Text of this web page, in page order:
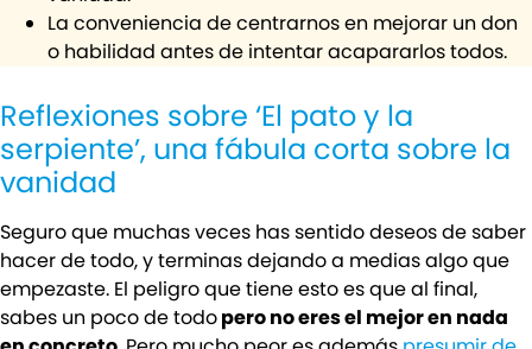
La conveniencia de centrarnos en mejorar un don
o habilidad antes de intentar acapararlos todos.
Reflexiones sobre ‘El pato y la
serpiente’, una fábula corta sobre la
vanidad
Seguro que muchas veces has sentido deseos de saber
hacer de todo, y terminas dejando a medias algo que
empezaste. El peligro que tiene esto es que al final,
sabes un poco de todopero no eres el mejor en nada